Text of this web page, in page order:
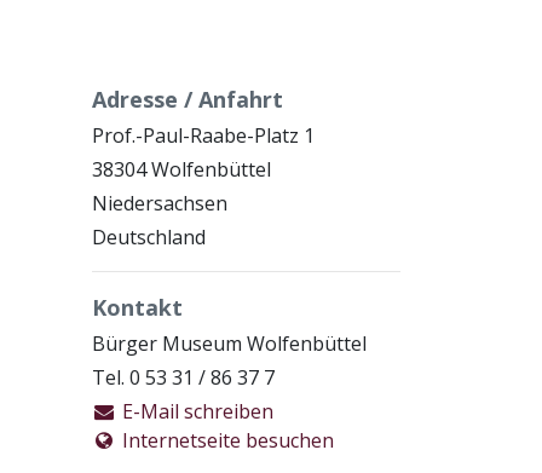
Adresse / Anfahrt
Prof.-Paul-Raabe-Platz 1
38304 Wolfenbüttel
Niedersachsen
Deutschland
Kontakt
Bürger Museum Wolfenbüttel
Tel. 0 53 31 / 86 37 7
E-Mail schreiben
Internetseite besuchen